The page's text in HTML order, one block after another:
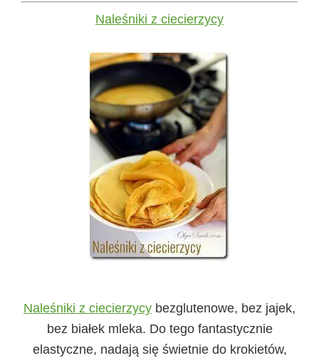
Naleśniki z ciecierzycy
Naleśniki z ciecierzycy bezglutenowe, bez jajek,
bez białek mleka. Do tego fantastycznie
elastyczne, nadają się świetnie do krokietów,